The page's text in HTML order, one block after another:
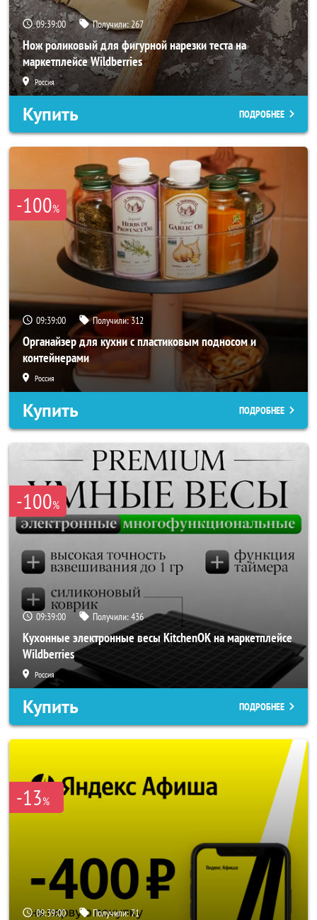
09:38:58 Получили:267
Нож роликовый для фигурной нарезки теста на
маркетплейсе Wildberries
Россия
Купить ПОДРОБНЕЕ
-100%
09:38:58 Получили:312
Органайзер для кухни с пластиковым подносом и
контейнерами
Россия
Купить ПОДРОБНЕЕ
-100%
09:38:58 Получили:436
Кухонные электронные весы KitchenOK на маркетплейсе
Wildberries
Россия
Купить ПОДРОБНЕЕ
-13%
09:38:58 Получили:71